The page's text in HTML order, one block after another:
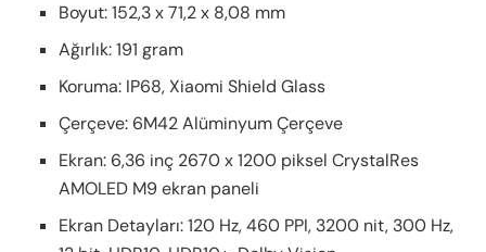
Boyut: 152,3 x 71,2 x 8,08 mm
Ağırlık: 191 gram
Koruma: IP68, Xiaomi Shield Glass
Çerçeve: 6M42 Alüminyum Çerçeve
Ekran: 6,36 inç 2670 x 1200 piksel CrystalRes
AMOLED M9 ekran paneli
Ekran Detayları: 120 Hz, 460 PPI, 3200 nit, 300 Hz,